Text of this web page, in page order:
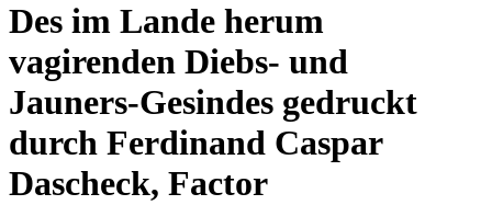
Des im Lande herum
vagirenden Diebs- und
Jauners-Gesindes gedruckt
durch Ferdinand Caspar
Dascheck, Factor